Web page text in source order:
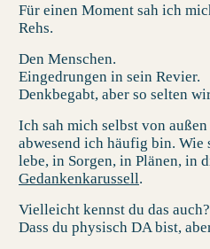
Für einen Moment sah ich
Rehs.
Den Menschen.
Eingedrungen in sein Revier.
Denkbegabt, aber so selten
Ich sah mich selbst von
abwesend ich häufig bin.
lebe, in Sorgen, in Plänen, in
Gedankenkarussell.
Vielleicht kennst du das auch?
Dass du physisch DA bist,